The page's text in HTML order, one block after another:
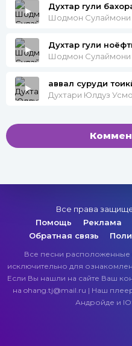
Духтар гули
Шодмон Сулаймони
Духтар гули
Шодмон Сулаймони
аввал суруди
Духтари Юлдуз
Все права
Помощь
Реклама
Обратная связь
Все песни расположенные
исключительно для
Если Вы нашли на сайте Ваш
на ohang.tj@mail.ru | Наш
Андройде и